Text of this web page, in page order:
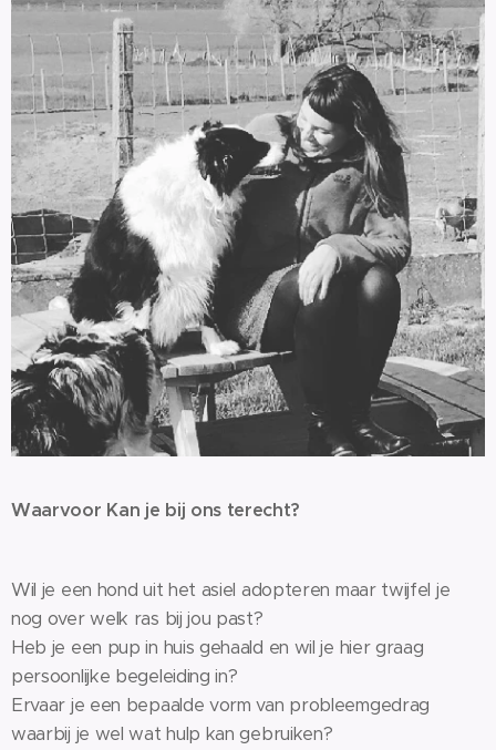
Waarvoor Kan je bij ons terecht?
Wil je een hond uit het asiel adopteren maar twijfel je
nog over welk ras bij jou past?
Heb je een pup in huis gehaald en wil je hier graag
persoonlijke begeleiding in?
Ervaar je een bepaalde vorm van probleemgedrag
waarbij je wel wat hulp kan gebruiken?